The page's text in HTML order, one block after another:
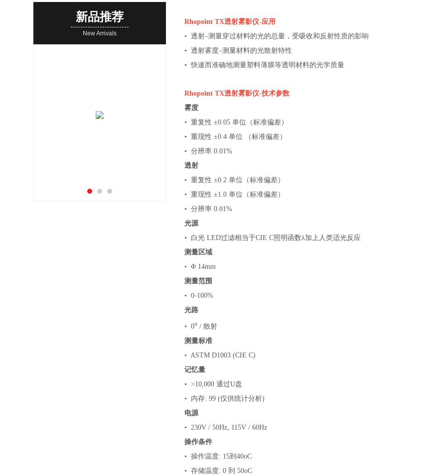
新品推荐
New Arrivals
Rhopoint TX透射雾影仪-应用
• 透射–测量穿过材料的光的总量，受吸收和反射性质的影响
• 透射雾度–测量材料的光散射特性
• 快速而准确地测量塑料薄膜等透明材料的光学质量
Rhopoint TX透射雾影仪-技术参数
雾度
• 重复性 ±0.05 单位（标准偏差）
• 重现性 ±0.4 单位 （标准偏差）
• 分辨率 0.01%
透射
• 重复性 ±0.2 单位（标准偏差）
• 重现性 ±1.0 单位（标准偏差）
• 分辨率 0.01%
光源
• 白光 LED过滤相当于CIE C照明函数λ加上人类适光反应
测量区域
• Φ 14mm
测量范围
• 0-100%
光路
• 0o/ 散射
测量标准
• ASTM D1003 (CIE C)
记忆量
• >10,000 通过U盘
• 内存: 99 (仅供统计分析)
电源
• 230V / 50Hz, 115V / 60Hz
操作条件
• 操作温度: 15到40oC
• 存储温度: 0 到 50oC